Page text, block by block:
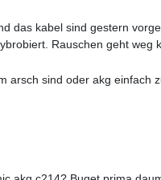
das kabel sind gestern
Rauschen geht
arsch sind oder akg einfach